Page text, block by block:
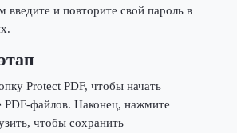
введите и повторите свой пароль в
Protect PDF, чтобы начать
файлов. Наконец, нажмите
чтобы сохранить